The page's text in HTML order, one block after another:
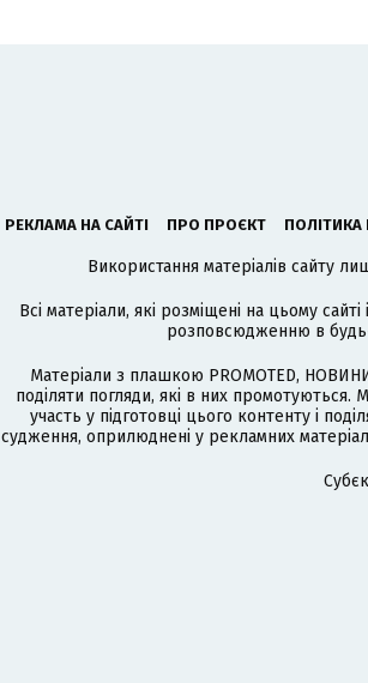
РЕКЛАМА НА САЙТІ ПРО ПРОЄКТ ПОЛІТИКА
Використання матеріалів сайту
Всі матеріали, які розміщені на цьому
розповсюдженню в будь-
Матеріали з плашкою PROMOTED,
поділяти погляди, які в них
участь у підготовці цього контенту і
судження, оприлюднені у рекламних